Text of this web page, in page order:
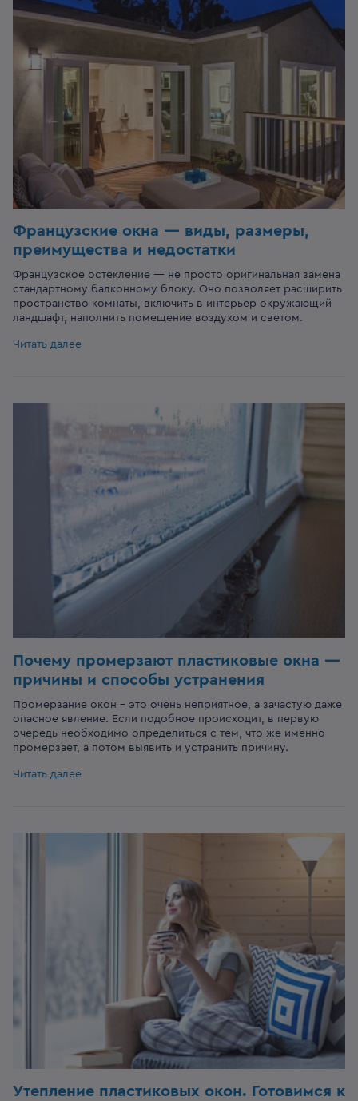
Французские окна — виды, размеры,
преимущества и недостатки
Французское остекление — не просто оригинальная замена
стандартному балконному блоку. Оно позволяет расширить
пространство комнаты, включить в интерьер окружающий
ландшафт, наполнить помещение воздухом и светом.
Читать далее
Почему промерзают пластиковые окна —
причины и способы устранения
Промерзание окон – это очень неприятное, а зачастую даже
опасное явление. Если подобное происходит, в первую
очередь необходимо определиться с тем, что же именно
промерзает, а потом выявить и устранить причину.
Читать далее
Утепление пластиковых окон. Готовимся к